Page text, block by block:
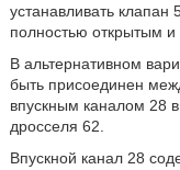
устанавливать
полностью открытым и
В альтернативном
быть присоединен
впускным каналом 28
дросселя 62.
Впускной канал 28